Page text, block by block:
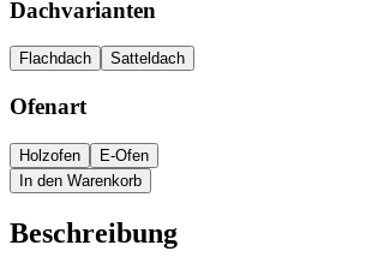
Dachvarianten
Flachdach Satteldach
Ofenart
Holzofen
E-Ofen
In den Warenkorb
Beschreibung